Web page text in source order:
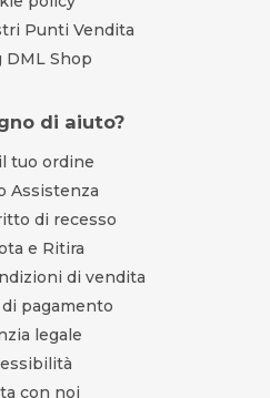
Punti Vendita
DML Shop
di aiuto?
tuo ordine
Assistenza
di recesso
e Ritira
di vendita
pagamento
legale
con noi